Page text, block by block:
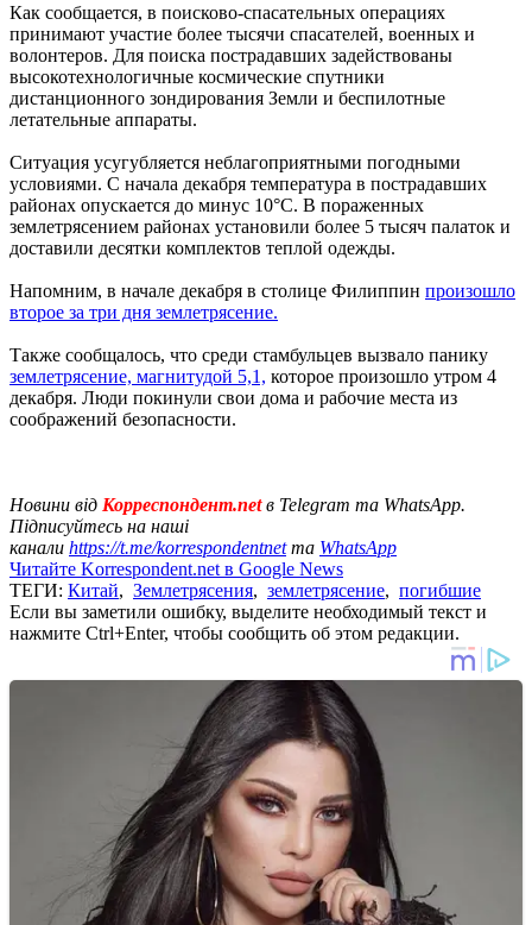
Как сообщается, в поисково-спасательных операциях
принимают участие более тысячи спасателей, военных и
волонтеров. Для поиска пострадавших задействованы
высокотехнологичные космические спутники
дистанционного зондирования Земли и беспилотные
летательные аппараты.
Ситуация усугубляется неблагоприятными погодными
условиями. С начала декабря температура в пострадавших
районах опускается до минус 10°С. В пораженных
землетрясением районах установили более 5 тысяч палаток и
доставили десятки комплектов теплой одежды.
Напомним, в начале декабря в столице Филиппин произошло
второе за три дня землетрясение.
Также сообщалось, что среди стамбульцев вызвало панику
землетрясение, магнитудой 5,1, которое произошло утром 4
декабря. Люди покинули свои дома и рабочие места из
соображений безопасности.
Новини від Корреспондент.netв Telegram та WhatsApp.
Підписуйтесь на наші
канали https://t.me/korrespondentnetта WhatsApp
Читайте Korrespondent.net в Google News
ТЕГИ: Китай, Землетрясения, землетрясение, погибшие
Если вы заметили ошибку, выделите необходимый текст и
нажмите Ctrl+Enter, чтобы сообщить об этом редакции.